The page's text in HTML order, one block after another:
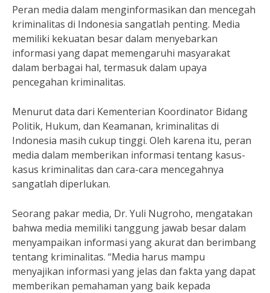
Peran media dalam menginformasikan dan mencegah
kriminalitas di Indonesia sangatlah penting. Media
memiliki kekuatan besar dalam menyebarkan
informasi yang dapat memengaruhi masyarakat
dalam berbagai hal, termasuk dalam upaya
pencegahan kriminalitas.
Menurut data dari Kementerian Koordinator Bidang
Politik, Hukum, dan Keamanan, kriminalitas di
Indonesia masih cukup tinggi. Oleh karena itu, peran
media dalam memberikan informasi tentang kasus-
kasus kriminalitas dan cara-cara mencegahnya
sangatlah diperlukan.
Seorang pakar media, Dr. Yuli Nugroho, mengatakan
bahwa media memiliki tanggung jawab besar dalam
menyampaikan informasi yang akurat dan berimbang
tentang kriminalitas. “Media harus mampu
menyajikan informasi yang jelas dan fakta yang dapat
memberikan pemahaman yang baik kepada